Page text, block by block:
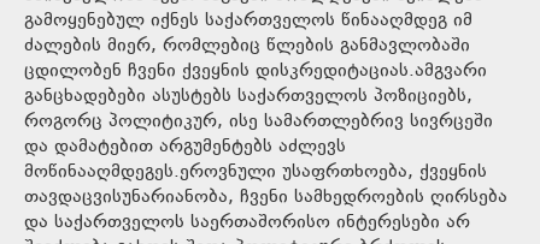
გამოყენებულ იქნეს საქართველოს წინააღმდეგ იმ
ძალების მიერ, რომლებიც წლების განმავლობაში
ცდილობენ ჩვენი ქვეყნის დისკრედიტაციას.ამგვარი
განცხადებები ასუსტებს საქართველოს პოზიციებს,
როგორც პოლიტიკურ, ისე სამართლებრივ სივრცეში
და დამატებით არგუმენტებს აძლევს
მოწინააღმდეგეს.ეროვნული უსაფრთხოება, ქვეყნის
თავდაცვისუნარიანობა, ჩვენი სამხედროების ღირსება
და საქართველოს საერთაშორისო ინტერესები არ